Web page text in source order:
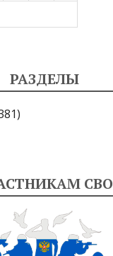
РАЗДЕЛЫ
СВО